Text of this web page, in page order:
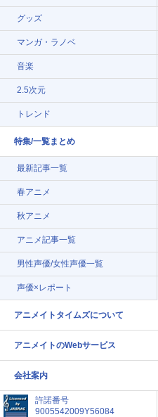
グッズ
マンガ・ラノベ
音楽
2.5次元
トレンド
特集/一覧まとめ
最新記事一覧
春アニメ
秋アニメ
アニメ記事一覧
男性声優/女性声優一覧
声優×レポート
アニメイトタイムズについて
アニメイトのWebサービス
会社案内
許諾番号
9005542009Y56084